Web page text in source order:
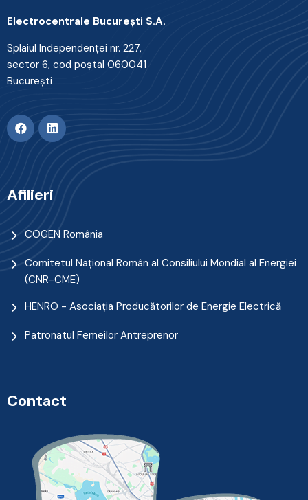
Electrocentrale Bucureşti S.A.
Splaiul Independenţei nr. 227,
sector 6, cod poştal 060041
Bucureşti
Afilieri
COGEN România
Comitetul Naţional Român al Consiliului Mondial al Energiei
(CNR-CME)
HENRO - Asociația Producătorilor de Energie Electrică
Patronatul Femeilor Antreprenor
Contact